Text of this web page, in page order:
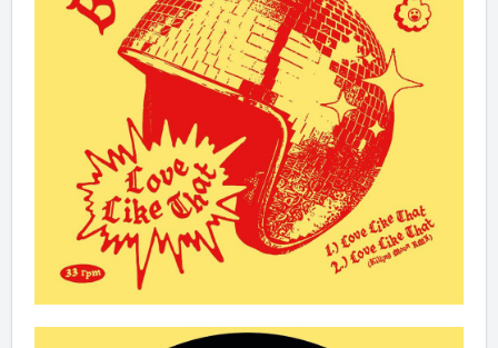
Limitierte Vinyl LIVEZELLE / Love Like That
Artikel im Warenkorb